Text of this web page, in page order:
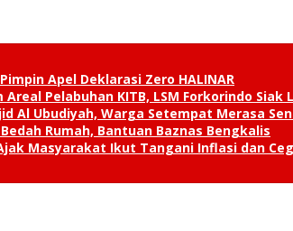
Apel Deklarasi Zero HALINAR
Pelabuhan KITB, LSM Forkorindo Siak
Al Ubudiyah, Warga Setempat Merasa
Rumah, Bantuan Baznas Bengkalis
Masyarakat Ikut Tangani Inflasi dan